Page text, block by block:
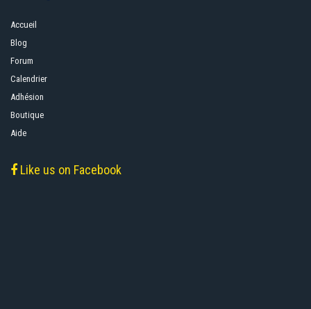
Accueil
Blog
Forum
Calendrier
Adhésion
Boutique
Aide
Like us on Facebook